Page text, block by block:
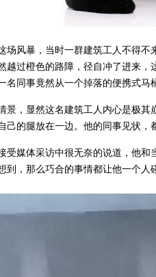
场风暴，当时一群建筑工人不得
越过橙色的路障，径自冲了进来
名同事竟然从一个掉落的便携式马
景，显然这名建筑工人内心是极
己的腿放在一边。他的同事见状，
受媒体采访中很无奈的说道，他
到，那么巧合的事情都让他一个人